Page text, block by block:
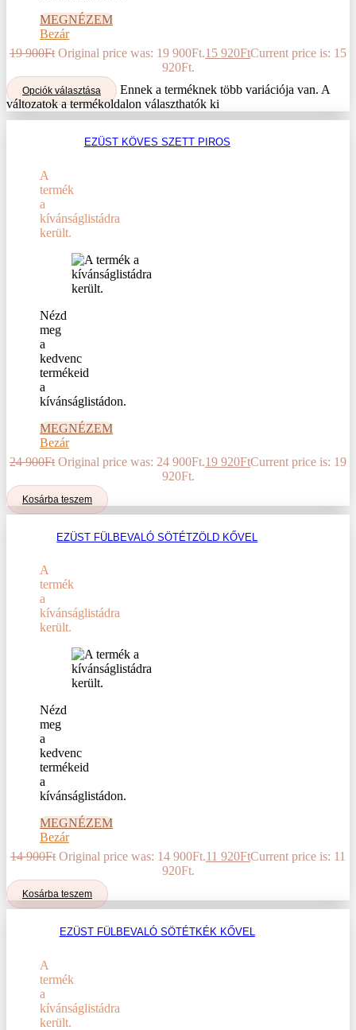
MEGNÉZEM
Bezár
19 900Ft Original price was: 19 900Ft.15 920FtCurrent price is: 15
920Ft.
Opciók választása
Ennek a terméknek több variációja van. A
változatok a termékoldalon választhatók ki
EZÜST KÖVES SZETT PIROS
A
termék
a
kívánságlistádra
került.
Nézd
meg
a
kedvenc
termékeid
a
kívánságlistádon.
MEGNÉZEM
Bezár
24 900Ft Original price was: 24 900Ft.19 920FtCurrent price is: 19
920Ft.
Kosárba teszem
EZÜST FÜLBEVALÓ SÖTÉTZÖLD KŐVEL
A
termék
a
kívánságlistádra
került.
Nézd
meg
a
kedvenc
termékeid
a
kívánságlistádon.
MEGNÉZEM
Bezár
14 900Ft Original price was: 14 900Ft.11 920FtCurrent price is: 11
920Ft.
Kosárba teszem
EZÜST FÜLBEVALÓ SÖTÉTKÉK KŐVEL
A
termék
a
kívánságlistádra
került.